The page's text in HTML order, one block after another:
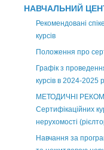
НАВЧАЛЬНИЙ
Рекомендовані
курсів
Положення про
Графік з
курсів в 2024-2025
МЕТОДИЧНІ
Сертифікаційних
нерухомості
Навчання за